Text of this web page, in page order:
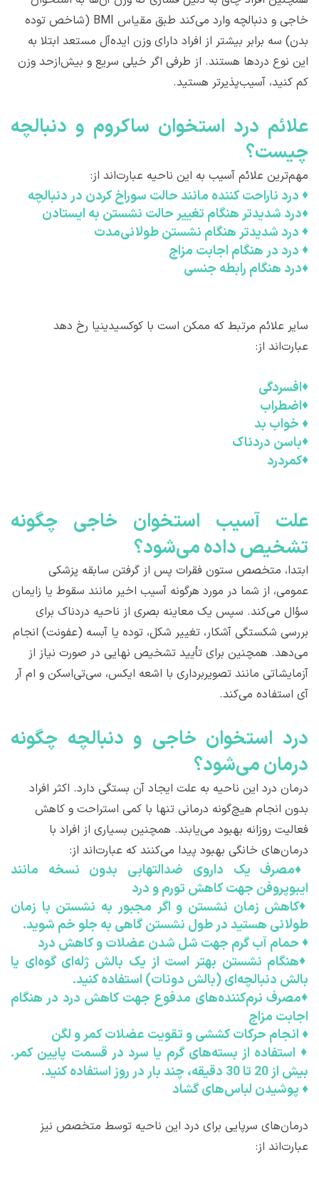
خاجی و دنبالچه وارد می‌کند طبق مقیاس BMI (شاخص توده
بدن) سه برابر بیشتر از افراد دارای وزن ایده‌آل مستعد ابتلا به
این نوع دردها هستند. از طرفی اگر خیلی سریع و بیش‌ازحد وزن
کم کنید، آسیب‌پذیرتر هستید.
علائم درد استخوان ساکروم و دنبالچه
چیست؟
مهم‌ترین علائم آسیب به این ناحیه عبارت‌اند از:
♦درد ناراحت کننده مانند حالت سوراخ کردن در دنبالچه
♦درد شدیدتر هنگام تغییر حالت نشستن به ایستادن
♦درد شدیدتر هنگام نشستن طولانی‌مدت
♦درد در هنگام اجابت مزاج
♦درد هنگام رابطه جنسی
سایر علائم مرتبط که ممکن است با کوکسیدینیا رخ دهد
عبارت‌اند از:
♦افسردگی
♦اضطراب
♦خواب بد
♦باسن دردناک
♦کمردرد
علت آسیب استخوان خاجی چگونه
تشخیص داده می‌شود؟
ابتدا، متخصص ستون فقرات پس از گرفتن سابقه پزشکی
عمومی، از شما در مورد هرگونه آسیب اخیر مانند سقوط یا زایمان
سؤال می‌کند. سپس یک معاینه بصری از ناحیه دردناک برای
بررسی شکستگی آشکار، تغییر شکل، توده یا آبسه (عفونت) انجام
می‌دهد. همچنین برای تأیید تشخیص نهایی در صورت نیاز از
آزمایشاتی مانند تصویربرداری با اشعه ایکس، سی‌تی‌اسکن و ام آر
آی استفاده می‌کند.
درد استخوان خاجی و دنبالچه چگونه
درمان می‌شود؟
درمان درد این ناحیه به علت ایجاد آن بستگی دارد. اکثر افراد
بدون انجام هیچ‌گونه درمانی تنها با کمی استراحت و کاهش
فعالیت روزانه بهبود می‌یابند. همچنین بسیاری از افراد با
درمان‌های خانگی بهبود پیدا می‌کنند که عبارت‌اند از:
♦مصرف یک داروی ضدالتهابی بدون نسخه مانند
ایبوپروفن جهت کاهش تورم و درد
♦کاهش زمان نشستن و اگر مجبور به نشستن با زمان
طولانی هستید در طول نشستن گاهی به جلو خم شوید.
♦حمام آب گرم جهت شل شدن عضلات و کاهش درد
♦هنگام نشستن بهتر است از یک بالش ژله‌ای گوه‌ای یا
بالش دنبالچه‌ای (بالش دونات) استفاده کنید.
♦مصرف نرم‌کننده‌های مدفوع جهت کاهش درد در هنگام
اجابت مزاج
♦انجام حرکات کششی و تقویت عضلات کمر و لگن
♦ استفاده از بسته‌های گرم یا سرد در قسمت پایین کمر.
بیش از 20 تا 30 دقیقه، چند بار در روز استفاده کنید.
♦پوشیدن لباس‌های گشاد
درمان‌های سرپایی برای درد این ناحیه توسط متخصص نیز
عبارت‌اند از: